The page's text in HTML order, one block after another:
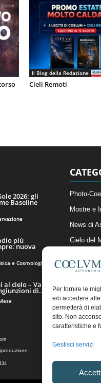
Per fornire le
e/o accedere
permetterà di
sito. Non
caratteristiche e
Gestisci servizi
Il Blog della Redazione
Cieli Remoti
2026: gli
Baseline
più
nuova
e Cosmologia
cielo – Vale
di...
Photo-
Mostre e
News di
Cielo del
Articoli e
Il Blog